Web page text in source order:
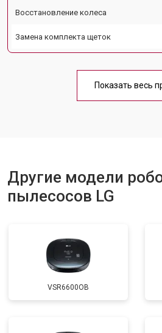
Восстановление колеса
Замена комплекта щеток
Показать весь
Другие модели
пылесосов LG
VSR6600OB